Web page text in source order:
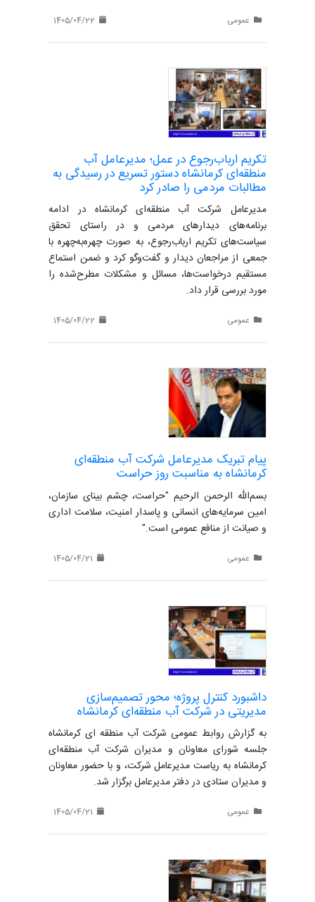
عمومی
تکریم ارباب‌رجوع در عمل؛ مدیرعامل آب
منطقه‌ای کرمانشاه دستور تسریع در رسیدگی به
مطالبات مردمی را صادر کرد
مدیرعامل شرکت آب منطقه‌ای کرمانشاه در ادامه
برنامه‌های دیدارهای مردمی و در راستای تحقق
سیاست‌های تکریم ارباب‌رجوع، به صورت چهره‌به‌چهره با
جمعی از مراجعان دیدار و گفت‌وگو کرد و ضمن استماع
مستقیم درخواست‌ها، مسائل و مشکلات مطرح‌شده را
مورد بررسی قرار داد.
عمومی
پیام تبریک مدیرعامل شرکت آب منطقه‌ای
کرمانشاه به مناسبت روز حراست
بسم‌الله الرحمن الرحیم "حراست، چشم بینای سازمان،
امین سرمایه‌های انسانی و پاسدار امنیت، سلامت اداری
و صیانت از منافع عمومی است."
عمومی
داشبورد کنترل پروژه؛ محور تصمیم‌سازی
مدیریتی در شرکت آب منطقه‌ای کرمانشاه
به گزارش روابط عمومی شرکت آب منطقه ای کرمانشاه
جلسه شورای معاونان و مدیران شرکت آب منطقه‌ای
کرمانشاه به ریاست مدیرعامل شرکت، و با حضور معاونان
و مدیران ستادی در دفتر مدیرعامل برگزار شد.
عمومی